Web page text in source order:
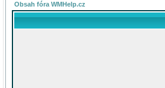
Obsah fóra WMHelp.cz